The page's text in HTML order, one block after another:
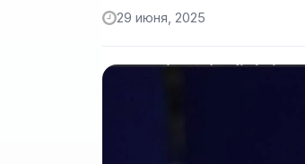
29 июня, 2025